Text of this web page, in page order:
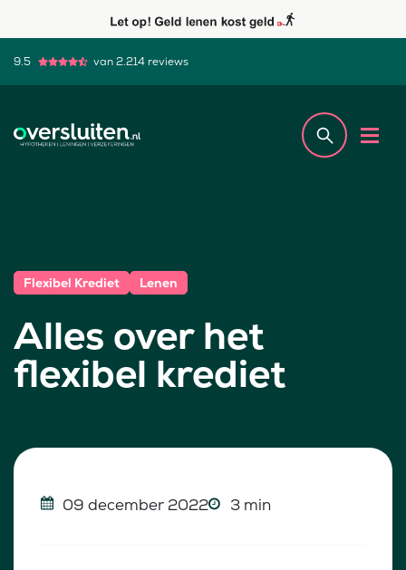
9.5 van 2.214 reviews
Flexibel Krediet Lenen
Alles over het
flexibel krediet
09 december 2022 3 min